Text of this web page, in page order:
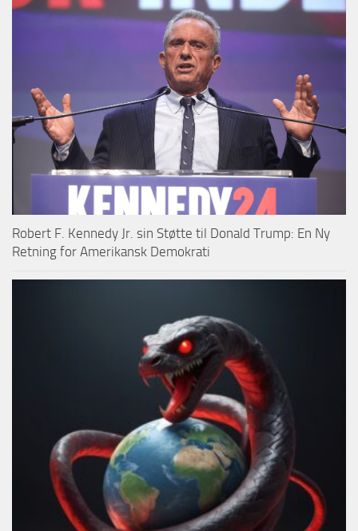
Robert F. Kennedy Jr. sin Støtte til Donald Trump: En Ny
Retning for Amerikansk Demokrati